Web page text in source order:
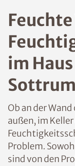
n im
Sottrum
Ob an der
außen, im
Problem.
Eigentümer